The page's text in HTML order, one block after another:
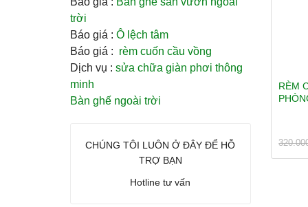
trời
Báo giá : Ô lệch tâm
Báo giá : rèm cuốn cầu vồng
Dịch vụ : sửa chữa giàn phơi thông
minh
Bàn ghế ngoài trời
CHÚNG TÔI LUÔN Ở ĐÂY ĐỂ HỖ
TRỢ BẠN
Hotline tư vấn
RÈM
Được
sao